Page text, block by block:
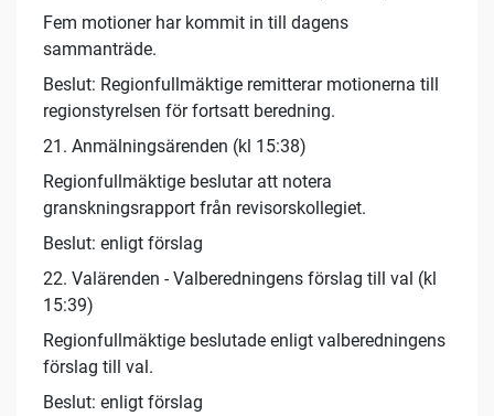
Fem motioner har kommit in till dagens
sammanträde.
Beslut: Regionfullmäktige remitterar motionerna till
regionstyrelsen för fortsatt beredning.
21. Anmälningsärenden (kl 15:38)
Regionfullmäktige beslutar att notera
granskningsrapport från revisorskollegiet.
Beslut: enligt förslag
22. Valärenden - Valberedningens förslag till val (kl
15:39)
Regionfullmäktige beslutade enligt valberedningens
förslag till val.
Beslut: enligt förslag